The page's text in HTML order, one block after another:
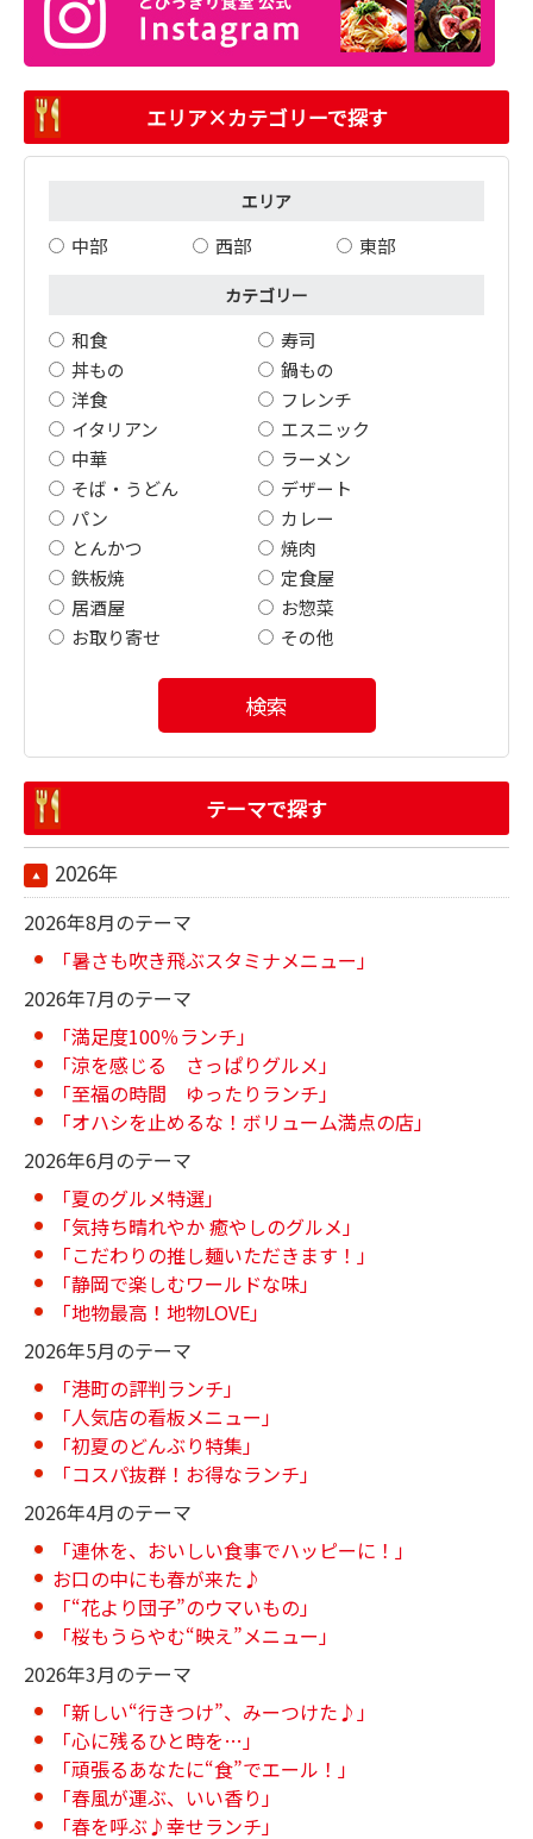
エリア×カテゴリーで探す
エリア
中部 西部 東部
カテゴリー
和食
寿司
丼もの
鍋もの
洋食
フレンチ
イタリアン
エスニック
中華
ラーメン
そば・うどん
デザート
パン
カレー
とんかつ
焼肉
鉄板焼
定食屋
居酒屋
お惣菜
お取り寄せ
その他
検索
テーマで探す
2026年
2026年8月のテーマ
「暑さも吹き飛ぶスタミナメニュー」
2026年7月のテーマ
「満足度100％ランチ」
「涼を感じる さっぱりグルメ」
「至福の時間 ゆったりランチ」
「オハシを止めるな！ボリューム満点の店」
2026年6月のテーマ
「夏のグルメ特選」
「気持ち晴れやか 癒やしのグルメ」
「こだわりの推し麺いただきます！」
「静岡で楽しむワールドな味」
「地物最高！地物LOVE」
2026年5月のテーマ
「港町の評判ランチ」
「人気店の看板メニュー」
「初夏のどんぶり特集」
「コスパ抜群！お得なランチ」
2026年4月のテーマ
「連休を、おいしい食事でハッピーに！」
お口の中にも春が来た♪
「“花より団子”のウマいもの」
「桜もうらやむ“映え”メニュー」
2026年3月のテーマ
「新しい“行きつけ”、みーつけた♪」
「心に残るひと時を…」
「頑張るあなたに“食”でエール！」
「春風が運ぶ、いい香り」
「春を呼ぶ♪幸せランチ」